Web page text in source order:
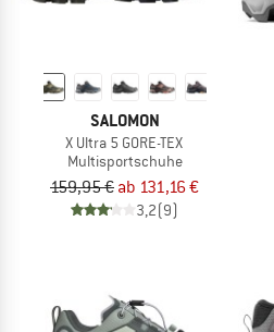
SALOMON
X Ultra 5 GORE-TEX
Multisportschuhe
159,95 € ab 131,16 €
3,2(9)